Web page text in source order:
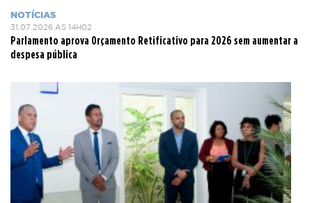
NOTÍCIAS
31.07.2026 ÀS 14H02
Parlamento aprova Orçamento Retificativo para 2026 sem aumentar a
despesa pública